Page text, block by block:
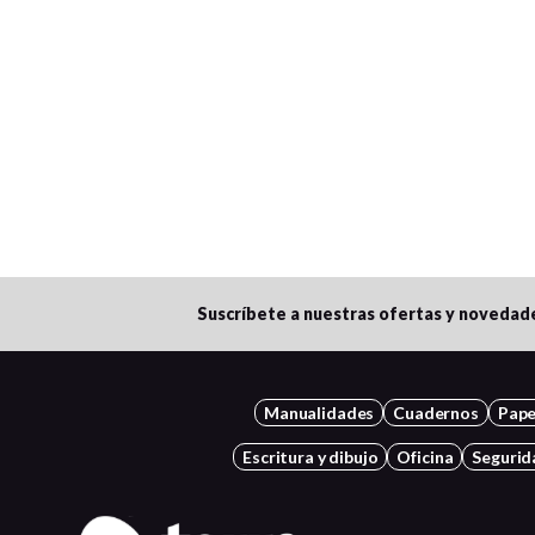
Suscríbete a nuestras ofertas y
Manualidades Cuadernos
Escritura y dibujo Oficina